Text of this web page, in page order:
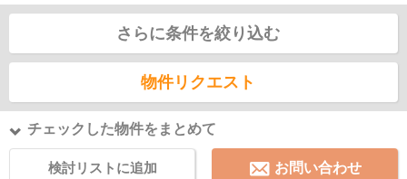
さらに条件を絞り込む
物件リクエスト
チェックした物件をまとめて
検討リストに追加 お問い合わせ